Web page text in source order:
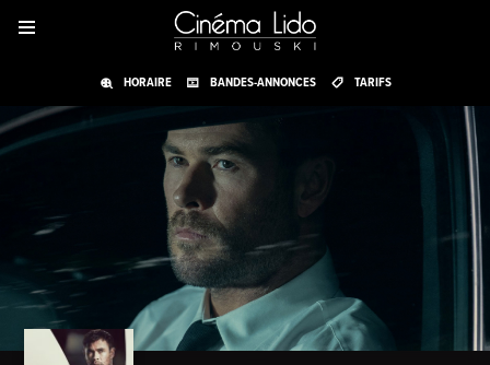
HORAIRE BANDES-ANNONCES TARIFS